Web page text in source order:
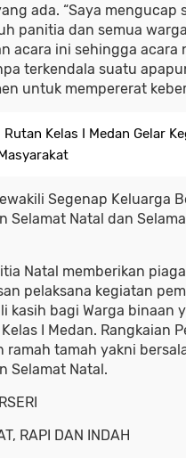
ada. “Saya mengucap
panitia dan semua
acara ini sehingga acara
terkendala suatu
untuk mempererat
Rutan Kelas I Medan Gelar
Segenap Keluarga
Selamat Natal dan
Natal memberikan
pelaksana kegiatan
kasih bagi Warga binaan
I Medan. Rangkaian
tamah yakni
Selamat Natal.
RAPI DAN INDAH